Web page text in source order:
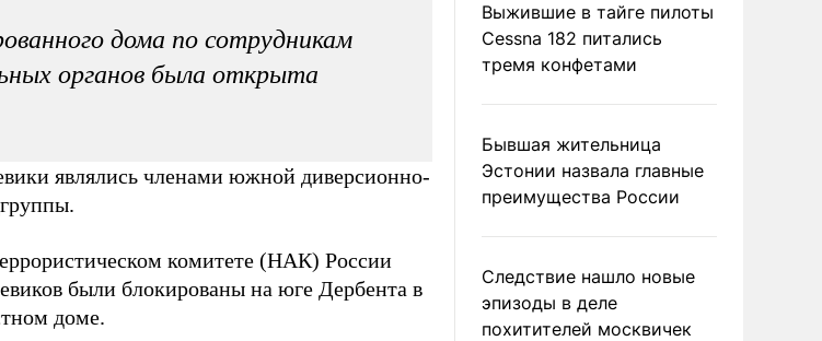
дома по сотрудникам
органов была открыта
являлись членами южной диверсионно-
комитете (НАК) России
были блокированы на юге Дербента в
доме.
Выжившие в тайге пилоты
Cessna 182 питались
тремя конфетами
Бывшая жительница
Эстонии назвала главные
преимущества России
Следствие нашло новые
эпизоды в деле
похитителей москвичек